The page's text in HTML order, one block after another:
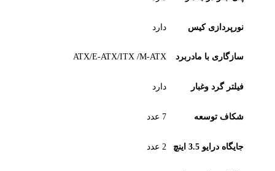
نورپردازی کیس دارد
سازگاری با مادربرد ATX/E-ATX/ITX /M-ATX
فیلتر گرد وغبار دارد
شکاف توسعه 7 عدد
جایگاه درایو 3.5 اینچ 2 عدد